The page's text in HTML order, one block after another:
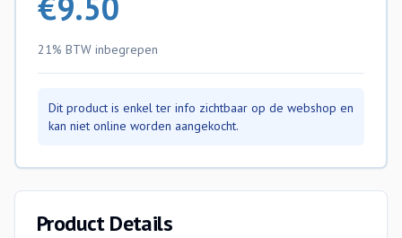
21% BTW inbegrepen
Dit product is enkel ter info zichtbaar op de webshop en
kan niet online worden aangekocht.
Product Details